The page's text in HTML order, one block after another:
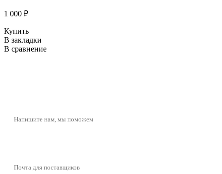
1 000 ₽
Купить
В закладки
В сравнение
Напишите нам, мы поможем
Почта для поставщиков